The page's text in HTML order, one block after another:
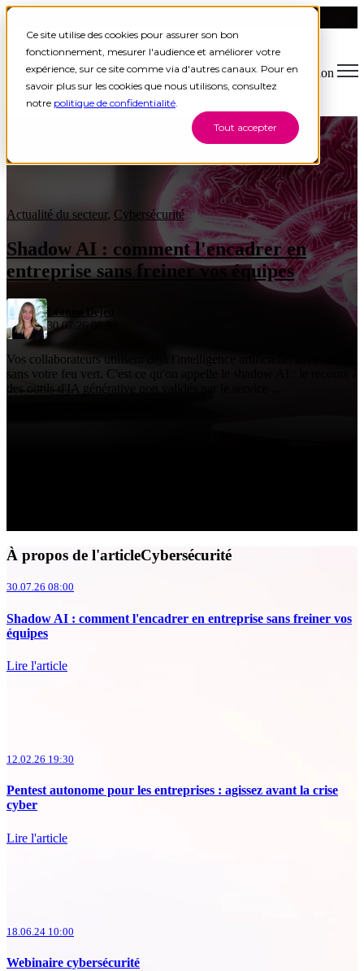
Ce site utilise des cookies pour assurer son bon
fonctionnement, mesurer l'audience et améliorer votre
expérience, sur ce site comme via d'autres canaux. Pour en
savoir plus sur les cookies que nous utilisons, consultez
notre politique de confidentialité.
Tout accepter
Open main navigation
Tags
Évènement Cybersécurité
Actualité du secteur, Cybersécurité
Shadow AI : comment l'encadrer en
entreprise sans freiner vos équipes
Léanne Dejeu
30.07.26 08:00
Vos collaborateurs utilisent déjà l'intelligence artificielle, avec ou
sans votre feu vert. C'est ce qu'on appelle le shadow AI : le recours à
des outils d'IA générative non validés par le service ...
À propos de l'articleCybersécurité
30.07.26 08:00
Shadow AI : comment l'encadrer en entreprise sans freiner vos
équipes
Lire l'article
12.02.26 19:30
Pentest autonome pour les entreprises : agissez avant la crise
cyber
Lire l'article
18.06.24 10:00
Webinaire cybersécurité